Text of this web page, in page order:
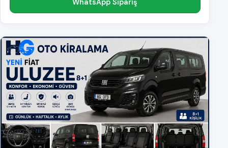
WhatsApp Sipariş